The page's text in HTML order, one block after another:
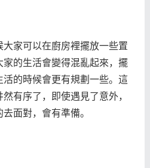
家可以在廚房裡擺放一些置
的生活會變得混亂起來，擺
的時候會更有規劃一些。這
有序了，即使遇見了意外，
面對，會有準備。